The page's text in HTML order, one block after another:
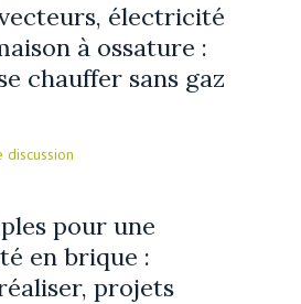
électricité
à ossature :
chauffer sans gaz
discussion
pour une
en brique :
projets